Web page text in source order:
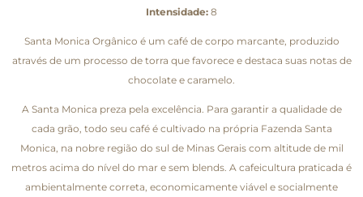
Intensidade: 8
Santa Monica Orgânico é um café de corpo marcante, produzido
através de um processo de torra que favorece e destaca suas notas de
chocolate e caramelo.
A Santa Monica preza pela excelência. Para garantir a qualidade de
cada grão, todo seu café é cultivado na própria Fazenda Santa
Monica, na nobre região do sul de Minas Gerais com altitude de mil
metros acima do nível do mar e sem blends. A cafeicultura praticada é
ambientalmente correta, economicamente viável e socialmente